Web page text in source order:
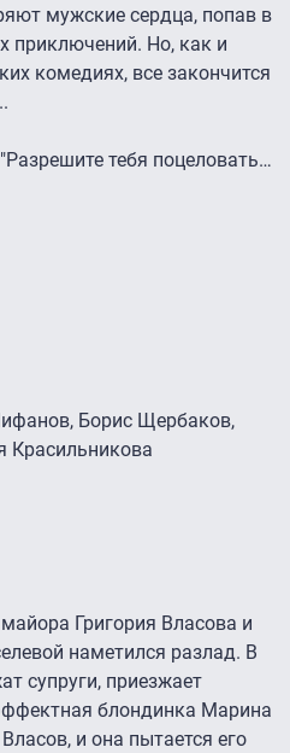
мужские сердца, попав в
приключений. Но, как и
комедиях, все закончится
тебя поцеловать…
Борис Щербаков,
Красильникова
Григория Власова и
наметился разлад. В
супруги, приезжает
блондинка Марина
и она пытается его